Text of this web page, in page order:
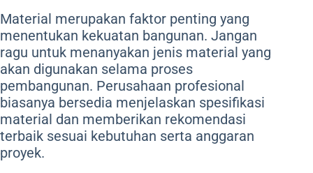
Material merupakan faktor penting yang
menentukan kekuatan bangunan. Jangan
ragu untuk menanyakan jenis material yang
akan digunakan selama proses
pembangunan. Perusahaan profesional
biasanya bersedia menjelaskan spesifikasi
material dan memberikan rekomendasi
terbaik sesuai kebutuhan serta anggaran
proyek.